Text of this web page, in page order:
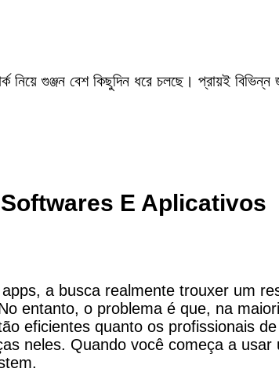
গুঞ্জন বেশ কিছুদিন ধরে চলছে। প্রায়ই
E Aplicativos
a busca realmente trouxer um
entanto, o problema é que, na
eficientes quanto os profissionais
neles. Quando você começa a